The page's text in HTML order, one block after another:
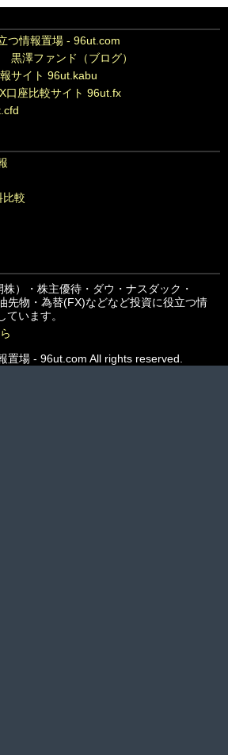
つ情報置場 - 96ut.com
澤ファンド（ブログ）
サイト 96ut.kabu
口座比較サイト 96ut.fx
比較
）・株主優待・ダウ・ナスダック・
先物・為替(FX)などなど投資に役立つ情
ています。
置場 - 96ut.com All rights reserved.